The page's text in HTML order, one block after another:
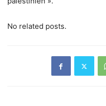
No related posts.